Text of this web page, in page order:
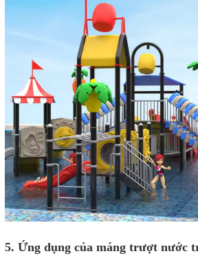
5. Ứng dụng của máng trượt nước